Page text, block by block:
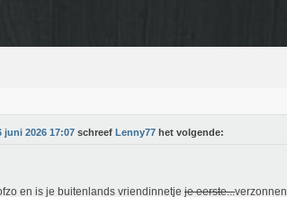
juni 2026 17:07 schreef Lenny77 het volgende:
en is je buitenlands vriendinnetje je eerste...verzonnen